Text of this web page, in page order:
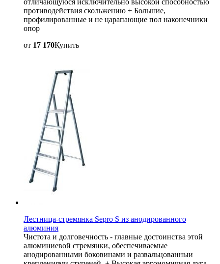
противодействия скольжению + Большие,
профилированные и не царапающие пол наконечники
опор
от 17 170Купить
Лестница-стремянка Sepro S из анодированного
алюминия
Чистота и долговечность - главные достоинства этой
алюминиевой стремянки, обеспечиваемые
анодированными боковинами и развальцованныи